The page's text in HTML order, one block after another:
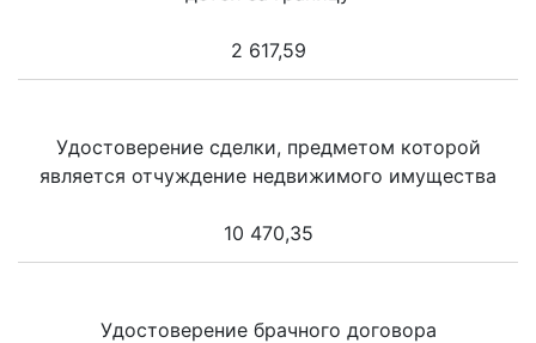
2 617,59
Удостоверение сделки, предметом которой
является отчуждение недвижимого имущества
10 470,35
Удостоверение брачного договора